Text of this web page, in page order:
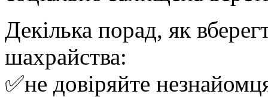
Декілька порад, як
шахрайства:
✅не довіряйте